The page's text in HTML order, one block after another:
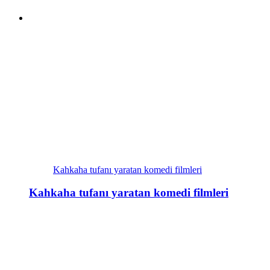
Kahkaha tufanı yaratan komedi filmleri
Kahkaha tufanı yaratan komedi filmleri